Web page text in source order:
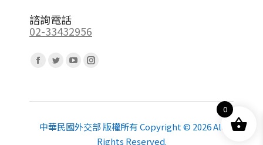
諮詢電話
02-33432956
Facebook
opens
new
Twitter
opens
new
YouTube
opens
new
Instagram
opens
new
中華民國外交部 版權所有 Copyright © 2026 All
Rights Reserved.
0